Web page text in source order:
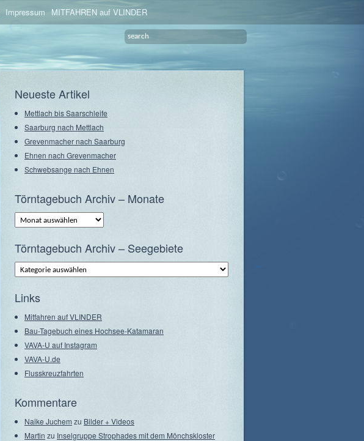
Impressum MITFAHREN auf VLINDER
Neueste Artikel
Mettlach bis Saarschleife
Saarburg nach Mettlach
Grevenmacher nach Saarburg
Ehnen nach Grevenmacher
Schwebsange nach Ehnen
Törntagebuch Archiv – Monate
Törntagebuch
Archiv
–
Törntagebuch Archiv – Seegebiete
Törntagebuch
Archiv
–
Links
Mitfahren auf VLINDER
Bau-Tagebuch eines Hochsee-Katamaran
VAVA-U auf Instagram
VAVA-U.de
Flusskreuzfahrten
Kommentare
Naike Juchemzu Bilder + Videos
Martin zu Inselgruppe Strophades mit dem Mönchskloster